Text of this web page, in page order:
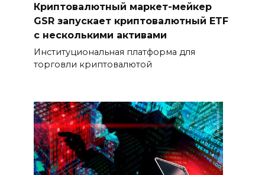
Криптовалютный маркет-мейкер
GSR запускает криптовалютный ETF
с несколькими активами
Институциональная платформа для
торговли криптовалютой